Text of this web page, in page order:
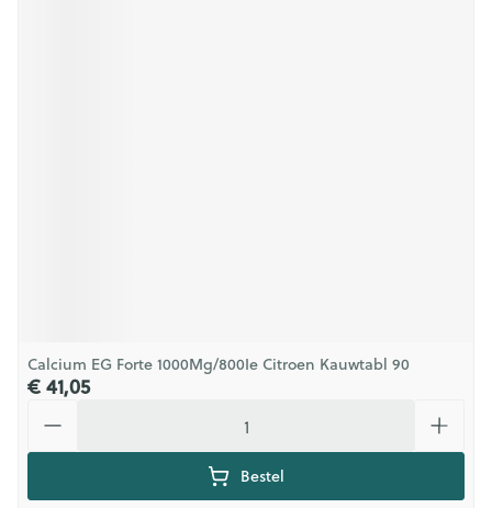
Calcium EG Forte 1000Mg/800Ie Citroen Kauwtabl 90
€ 41,05
Bestel